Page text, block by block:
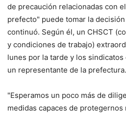
de precaución relacionadas con
prefecto" puede tomar la
continuó. Según él, un CHSCT
y condiciones de trabajo)
lunes por la tarde y los
un representante de la prefectura.
"Esperamos un poco más de
medidas capaces de protegernos